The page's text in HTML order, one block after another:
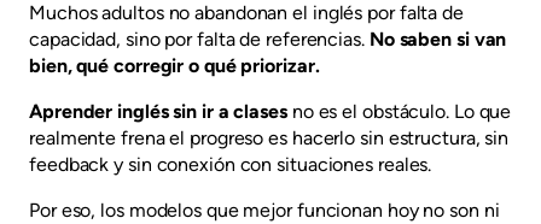
Muchos adultos no abandonan el inglés por falta de
capacidad, sino por falta de referencias. No saben si van
bien, qué corregir o qué priorizar.
Aprender inglés sin ir a clases no es el obstáculo. Lo que
realmente frena el progreso es hacerlo sin estructura, sin
feedback y sin conexión con situaciones reales.
Por eso, los modelos que mejor funcionan hoy no son ni